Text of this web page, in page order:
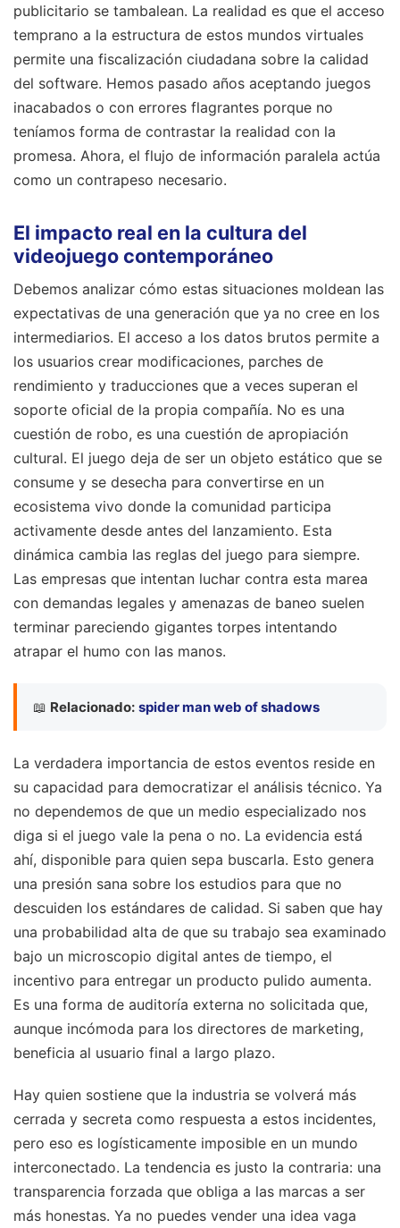
publicitario se tambalean. La realidad es que el acceso
temprano a la estructura de estos mundos virtuales
permite una fiscalización ciudadana sobre la calidad
del software. Hemos pasado años aceptando juegos
inacabados o con errores flagrantes porque no
teníamos forma de contrastar la realidad con la
promesa. Ahora, el flujo de información paralela actúa
como un contrapeso necesario.
El impacto real en la cultura del
videojuego contemporáneo
Debemos analizar cómo estas situaciones moldean las
expectativas de una generación que ya no cree en los
intermediarios. El acceso a los datos brutos permite a
los usuarios crear modificaciones, parches de
rendimiento y traducciones que a veces superan el
soporte oficial de la propia compañía. No es una
cuestión de robo, es una cuestión de apropiación
cultural. El juego deja de ser un objeto estático que se
consume y se desecha para convertirse en un
ecosistema vivo donde la comunidad participa
activamente desde antes del lanzamiento. Esta
dinámica cambia las reglas del juego para siempre.
Las empresas que intentan luchar contra esta marea
con demandas legales y amenazas de baneo suelen
terminar pareciendo gigantes torpes intentando
atrapar el humo con las manos.
📖 Relacionado: spider man web of shadows
La verdadera importancia de estos eventos reside en
su capacidad para democratizar el análisis técnico. Ya
no dependemos de que un medio especializado nos
diga si el juego vale la pena o no. La evidencia está
ahí, disponible para quien sepa buscarla. Esto genera
una presión sana sobre los estudios para que no
descuiden los estándares de calidad. Si saben que hay
una probabilidad alta de que su trabajo sea examinado
bajo un microscopio digital antes de tiempo, el
incentivo para entregar un producto pulido aumenta.
Es una forma de auditoría externa no solicitada que,
aunque incómoda para los directores de marketing,
beneficia al usuario final a largo plazo.
Hay quien sostiene que la industria se volverá más
cerrada y secreta como respuesta a estos incidentes,
pero eso es logísticamente imposible en un mundo
interconectado. La tendencia es justo la contraria: una
transparencia forzada que obliga a las marcas a ser
más honestas. Ya no puedes vender una idea vaga